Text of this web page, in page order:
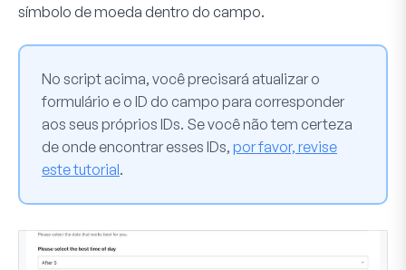
símbolo de moeda dentro do campo.
No script acima, você precisará atualizar o
formulário e o ID do campo para corresponder
aos seus próprios IDs. Se você não tem certeza
de onde encontrar esses IDs, por favor, revise
este tutorial.